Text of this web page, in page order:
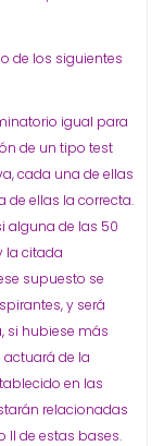
de los siguientes
igual para
de un tipo test
cada una de ellas
de ellas la correcta.
alguna de las 50
la citada
supuesto se
y será
si hubiese más
de la
en las
relacionadas
II de estas bases.